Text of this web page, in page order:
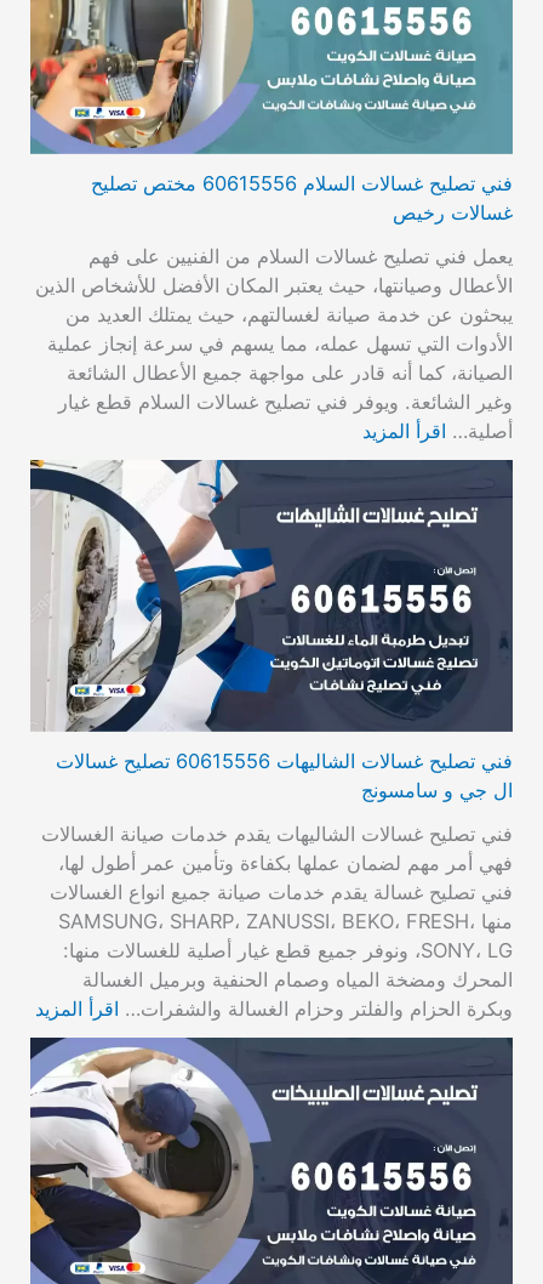
فني تصليح غسالات السلام 60615556 مختص تصليح
غسالات رخيص
يعمل فني تصليح غسالات السلام من الفنيين على فهم
الأعطال وصيانتها، حيث يعتبر المكان الأفضل للأشخاص الذين
يبحثون عن خدمة صيانة لغسالتهم، حيث يمتلك العديد من
الأدوات التي تسهل عمله، مما يسهم في سرعة إنجاز عملية
الصيانة، كما أنه قادر على مواجهة جميع الأعطال الشائعة
وغير الشائعة. ويوفر فني تصليح غسالات السلام قطع غيار
أصلية… اقرأ المزيد
فني تصليح غسالات الشاليهات 60615556 تصليح غسالات
ال جي و سامسونج
فني تصليح غسالات الشاليهات يقدم خدمات صيانة الغسالات
فهي أمر مهم لضمان عملها بكفاءة وتأمين عمر أطول لها،
فني تصليح غسالة يقدم خدمات صيانة جميع انواع الغسالات
منها SAMSUNG، SHARP، ZANUSSI، BEKO، FRESH،
SONY، LG، ونوفر جميع قطع غيار أصلية للغسالات منها:
المحرك ومضخة المياه وصمام الحنفية وبرميل الغسالة
وبكرة الحزام والفلتر وحزام الغسالة والشفرات… اقرأ المزيد